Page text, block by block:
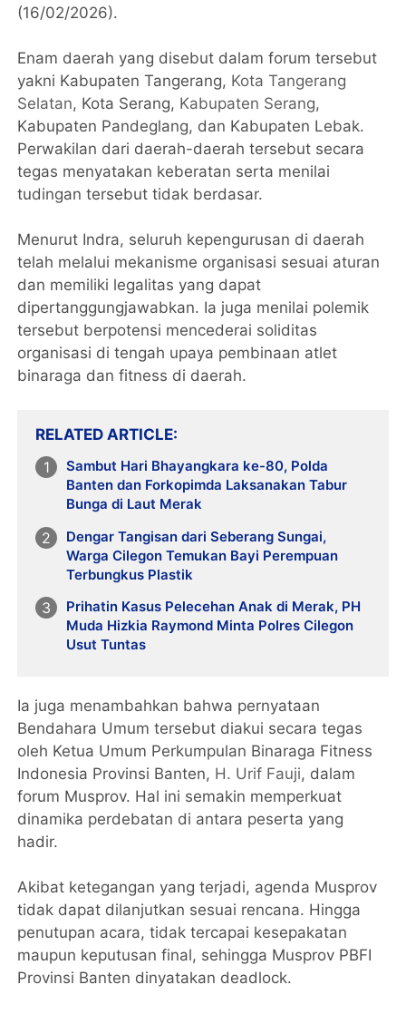
(16/02/2026).
Enam daerah yang disebut dalam forum tersebut
yakni Kabupaten Tangerang, Kota Tangerang
Selatan, Kota Serang, Kabupaten Serang,
Kabupaten Pandeglang, dan Kabupaten Lebak.
Perwakilan dari daerah-daerah tersebut secara
tegas menyatakan keberatan serta menilai
tudingan tersebut tidak berdasar.
Menurut Indra, seluruh kepengurusan di daerah
telah melalui mekanisme organisasi sesuai aturan
dan memiliki legalitas yang dapat
dipertanggungjawabkan. Ia juga menilai polemik
tersebut berpotensi mencederai soliditas
organisasi di tengah upaya pembinaan atlet
binaraga dan fitness di daerah.
RELATED ARTICLE
Sambut Hari Bhayangkara ke-80, Polda
Banten dan Forkopimda Laksanakan Tabur
Bunga di Laut Merak
Dengar Tangisan dari Seberang Sungai,
Warga Cilegon Temukan Bayi Perempuan
Terbungkus Plastik
Prihatin Kasus Pelecehan Anak di Merak, PH
Muda Hizkia Raymond Minta Polres Cilegon
Usut Tuntas
Ia juga menambahkan bahwa pernyataan
Bendahara Umum tersebut diakui secara tegas
oleh Ketua Umum Perkumpulan Binaraga Fitness
Indonesia Provinsi Banten, H. Urif Fauji, dalam
forum Musprov. Hal ini semakin memperkuat
dinamika perdebatan di antara peserta yang
hadir.
Akibat ketegangan yang terjadi, agenda Musprov
tidak dapat dilanjutkan sesuai rencana. Hingga
penutupan acara, tidak tercapai kesepakatan
maupun keputusan final, sehingga Musprov PBFI
Provinsi Banten dinyatakan deadlock.